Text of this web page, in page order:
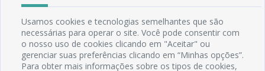
CEP: 58.280-000 - Mamanguape/PB
Fone: (83) 3292-2246
Email: comunicacao@mamanguape.pb.gov.br
Expediente: Segunda à Sexta, das 08h às 13h
Usamos cookies e tecnologias semelhantes que são
necessárias para operar o site. Você pode consentir com
o nosso uso de cookies clicando em "Aceitar" ou
gerenciar suas preferências clicando em “Minhas opções”.
Para obter mais informações sobre os tipos de cookies,